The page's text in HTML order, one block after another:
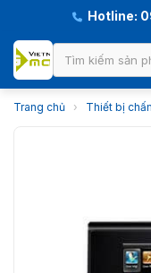
Hotline:
Trang chủ › Thiết bị